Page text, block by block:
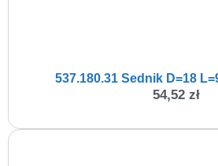
537.180.31 Sednik D=18
54,52 zł